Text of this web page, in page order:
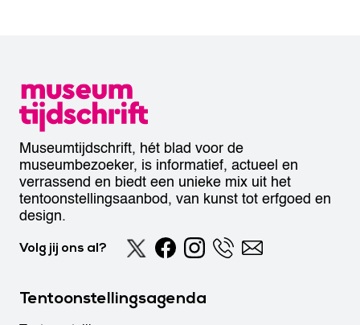
Museumtijdschrift, hét blad voor de
museumbezoeker, is informatief, actueel en
verrassend en biedt een unieke mix uit het
tentoonstellingsaanbod, van kunst tot erfgoed en
design.
Volg jij ons al?
Tentoonstellingsagenda